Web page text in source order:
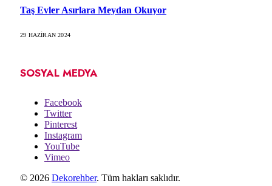
Taş Evler Asırlara Meydan Okuyor
29 HAZIRAN 2024
SOSYAL MEDYA
Facebook
Twitter
Pinterest
Instagram
YouTube
Vimeo
© 2026 Dekorehber. Tüm hakları saklıdır.